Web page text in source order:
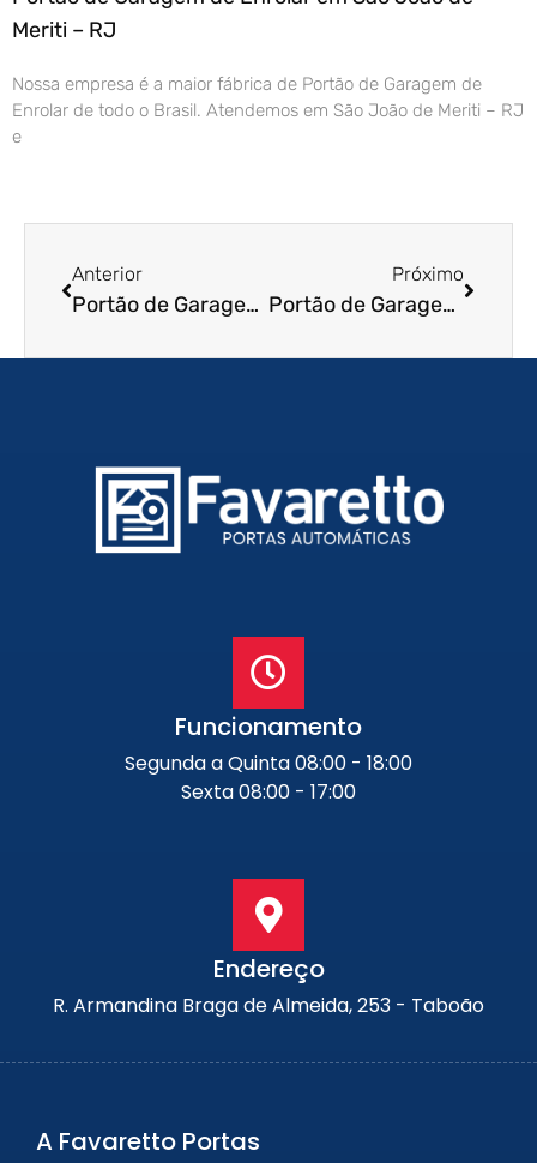
Meriti – RJ
Nossa empresa é a maior fábrica de Portão de Garagem de
Enrolar de todo o Brasil. Atendemos em São João de Meriti – RJ
e
Anterior
Portão de Garagem de Enrolar em Barretos – SP
Próximo
Portão de Garagem de Enrolar em Bertioga – SP
Funcionamento
Segunda a Quinta 08:00 - 18:00
Sexta 08:00 - 17:00
Endereço
R. Armandina Braga de Almeida, 253 - Taboão
A Favaretto Portas